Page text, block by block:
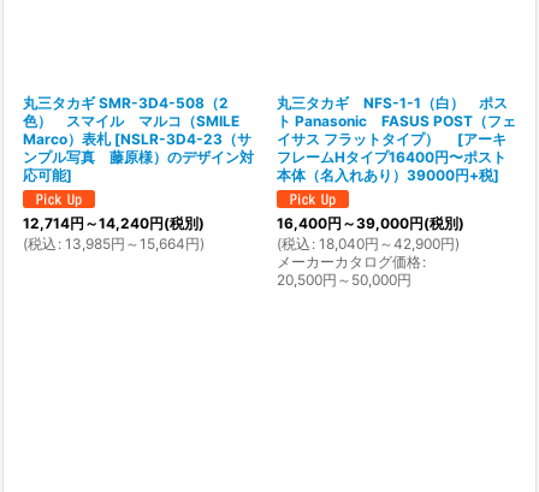
丸三タカギ SMR-3D4-508（2
色） スマイル マルコ（SMILE
Marco）表札 [NSLR-3D4-23（サ
ンプル写真 藤原様）のデザイン対
応可能]
12,714円 ～14,240円(税別)
(税込 : 13,985円 ～15,664円)
丸三タカギ NFS-1-1（白） ポス
ト Panasonic FASUS POST（フェ
イサス フラットタイプ）
[アーキ
フレームHタイプ16400円〜ポスト
本体（名入れあり）39000円+税]
16,400円 ～39,000円(税別)
(税込 : 18,040円 ～42,900円)
メーカーカタログ価格:
20,500円 ～50,000円